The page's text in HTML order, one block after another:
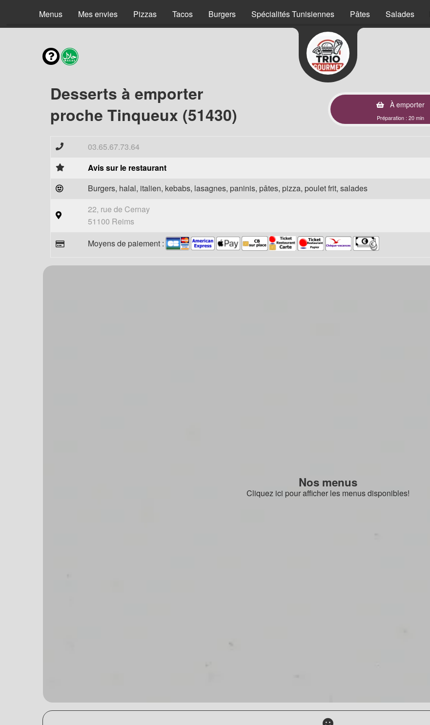
Menus Mes envies Pizzas Tacos Burgers Spécialités Tunisiennes Pâtes Salades
Desserts à emporter
proche Tinqueux (51430)
À emporter
Préparation : 20 min
03.65.67.73.64
Avis sur le restaurant
Burgers, halal, italien, kebabs, lasagnes, paninis, pâtes, pizza, poulet frit, salades
22, rue de Cernay
51100 Reims
Moyens de paiement :
Nos menus
Cliquez ici pour afficher les menus disponibles!